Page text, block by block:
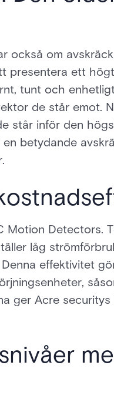
också om
presentera ett
tunt och
de står emot.
står inför den
betydande
Motion Detectors.
låg
effektivitet
ger Acre